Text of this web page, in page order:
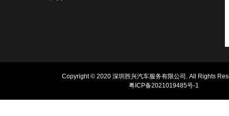
Copyright © 2020 深圳胜兴汽车服务有限公司. All Rights
粤ICP备2021019485号-1